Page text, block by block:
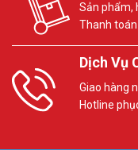
Sản phẩm,
Thanh
Dịch Vụ
Giao hàng
Hotline